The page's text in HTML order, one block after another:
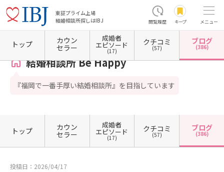
東証プライム上場
結婚相談所探しはIBJ
閲覧履歴 キープ メニュー
ホーム 福岡県の結婚相談所 福岡県福岡市 福岡県福岡市博多区 結婚相談所 Be Happy
結婚相談所 Be Happy
『福岡で一番手厚い結婚相談所』を目指しています
トップ カウン
セラー
成婚者
エピソード
(17)
クチコミ
(57)
ブログ
(386)
トップ カウン
セラー
成婚者
エピソード
(17)
クチコミ
(57)
ブログ
(386)
投稿日：2026/04/17